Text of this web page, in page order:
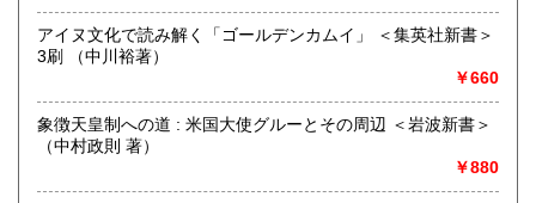
「日本の古本屋」で販売している古本は、隣りの「文化磁場
油や」で一部展示販売も春～秋にしています、堀辰雄、立原
道造、加藤周一などのゆかりの土地柄です。信州にお越しの
沿線名：しなの鉄道
最寄駅：信濃追分駅
定休日：火・水曜日(夏季:毎日営業、冬季:天気次第)
アイヌ文化で読み解く「ゴールデンカムイ」 ＜集英社新書＞
3刷 （中川裕著）
￥660
象徴天皇制への道 : 米国大使グルーとその周辺 ＜岩波新書＞
（中村政則 著）
￥880